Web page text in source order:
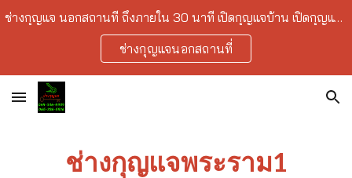
Skip to main content Skip to navigation
ช่างกุญแจ นอกสถานที่ ถึงภายใน 30 นาที เปิดกุญแจบ้าน เปิดกุญแจรถยนต์ เปิดกุญแจเซฟ ลืมกุญแจ ทำกุญแจ ราคาถูก บริการในเขตกรุงเทพ-ปริมณฑล
ช่างกุญแจนอกสถานที่
ช่างกุญแจพระราม1